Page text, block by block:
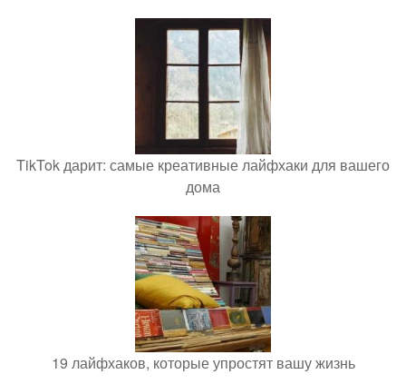
TikTok дарит: самые креативные лайфхаки для вашего
дома
19 лайфхаков, которые упростят вашу жизнь